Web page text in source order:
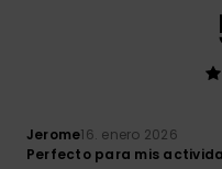
Jerome16. enero 2026
Perfecto para mis